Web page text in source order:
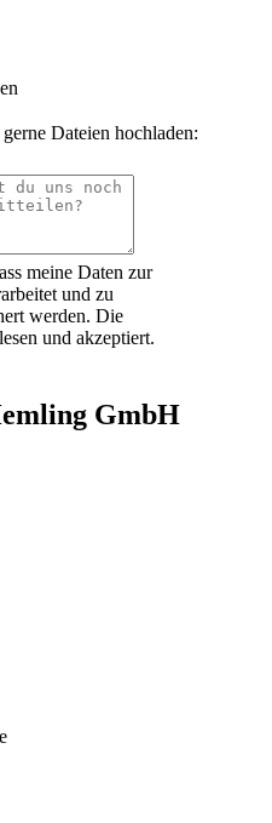
Dateien hochladen:
meine Daten zur
und zu
werden. Die
und akzeptiert.
GmbH